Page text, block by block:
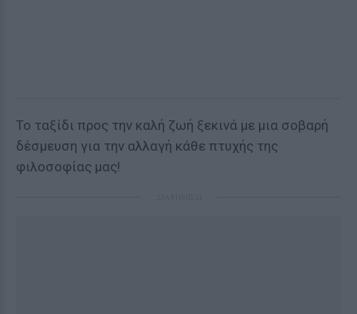
Το ταξίδι προς την καλή ζωή ξεκινά με μια σοβαρή
δέσμευση για την αλλαγή κάθε πτυχής της
φιλοσοφίας μας!